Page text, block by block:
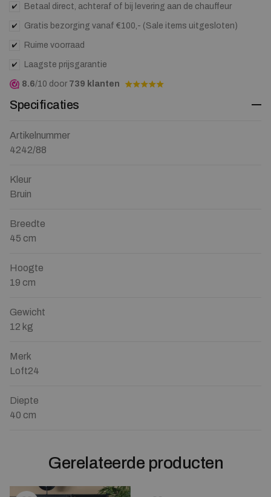
Betaal direct, achteraf of bij levering aan de chauffeur
Gratis bezorging vanaf €100,- (Sale items uitgesloten)
Ruime voorraad
Laagste prijsgarantie
8.6/10 door 739 klanten
Specificaties
Artikelnummer
4242/88
Kleur
Bruin
Breedte
45 cm
Hoogte
19 cm
Gewicht
12 kg
Merk
Loft24
Diepte
40 cm
Gerelateerde producten